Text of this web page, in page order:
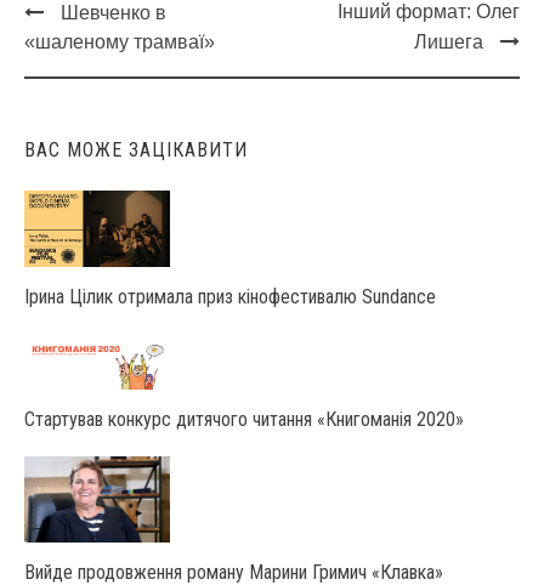
Post
navigation
Шевченко в
«шаленому трамваї»
Інший формат: Олег
Лишега
ВАС МОЖЕ ЗАЦІКАВИТИ
Ірина Цілик отримала приз кінофестивалю Sundance
Стартував конкурс дитячого читання «Книгоманія 2020»
Вийде продовження роману Марини Гримич «Клавка»